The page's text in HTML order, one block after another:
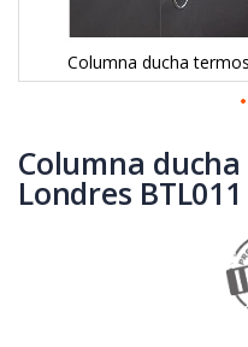
Columna ducha
al
comienzo
de
Columna
Londres BTL011